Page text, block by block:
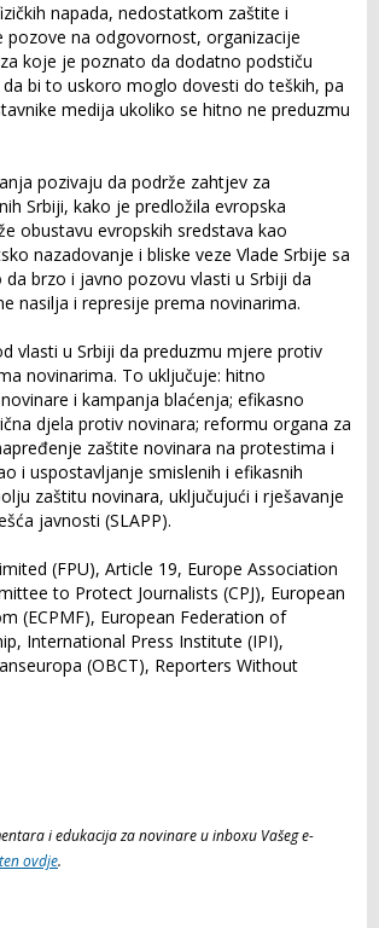
napada, nedostatkom zaštite i
pozove na odgovornost, organizacije
koje je poznato da dodatno podstiču
bi to uskoro moglo dovesti do teških, pa
medija ukoliko se hitno ne preduzmu
pozivaju da podrže zahtjev za
Srbiji, kako je predložila evropska
obustavu evropskih sredstava kao
nazadovanje i bliske veze Vlade Srbije sa
brzo i javno pozovu vlasti u Srbiji da
nasilja i represije prema novinarima.
vlasti u Srbiji da preduzmu mjere protiv
novinarima. To uključuje: hitno
i kampanja blaćenja; efikasno
djela protiv novinara; reformu organa za
zaštite novinara na protestima i
i uspostavljanje smislenih i efikasnih
zaštitu novinara, uključujući i rješavanje
javnosti (SLAPP).
(FPU), Article 19, Europe Association
to Protect Journalists (CPJ), European
(ECPMF), European Federation of
International Press Institute (IPI),
(OBCT), Reporters Without
i edukacija za novinare u inboxu Vašeg e-
ovdje.